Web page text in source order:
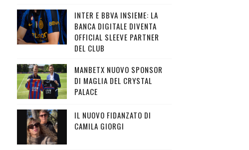
INTER E BBVA INSIEME: LA
BANCA DIGITALE DIVENTA
OFFICIAL SLEEVE PARTNER
DEL CLUB
MANBETX NUOVO SPONSOR
DI MAGLIA DEL CRYSTAL
PALACE
IL NUOVO FIDANZATO DI
CAMILA GIORGI